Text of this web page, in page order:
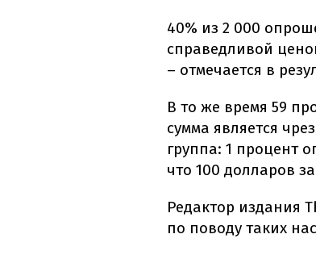
40% из 2 000
справедливой
– отмечается в
В то же время 59
сумма является
группа: 1 процент
что 100 долларов
Редактор издания
по поводу таких